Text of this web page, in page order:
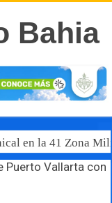
en la 41 Zona
Puerto Vallarta con